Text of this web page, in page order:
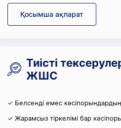
Қосымша ақпарат
Тиісті
ЖШС
✓ Белсенді емес кәсіпорындардың
✓ Жарамсыз тіркелімі бар